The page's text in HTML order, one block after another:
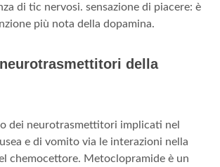
di tic nervosi. sensazione di piacere: è
più nota della dopamina.
della
dei neurotrasmettitori implicati nel
e di vomito via le interazioni nella
chemocettore. Metoclopramide è un